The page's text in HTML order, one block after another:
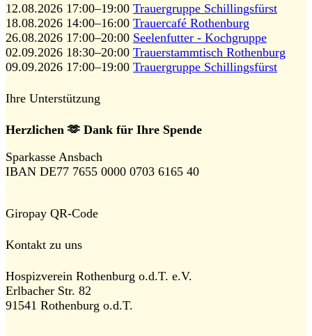
12.08.2026 17:00–19:00 Trauergruppe Schillingsfürst
18.08.2026 14:00–16:00 Trauercafé Rothenburg
26.08.2026 17:00–20:00 Seelenfutter - Kochgruppe
02.09.2026 18:30–20:00 Trauerstammtisch Rothenburg
09.09.2026 17:00–19:00 Trauergruppe Schillingsfürst
Ihre Unterstützung
Herzlichen 🫶 Dank für Ihre Spende
Sparkasse Ansbach
IBAN DE77 7655 0000 0703 6165 40
Giropay QR-Code
Kontakt zu uns
Hospizverein Rothenburg o.d.T. e.V.
Erlbacher Str. 82
91541 Rothenburg o.d.T.